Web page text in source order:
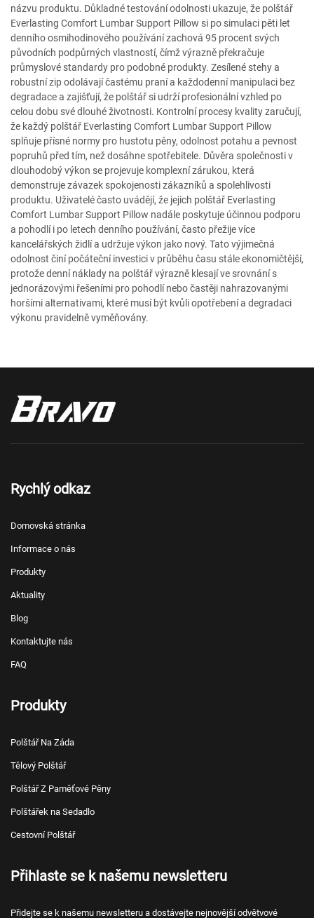
názvu produktu. Důkladné testování odolnosti ukazuje, že polštář
Everlasting Comfort Lumbar Support Pillow si po simulaci pěti let
denního osmihodinového používání zachová 95 procent svých
původních podpůrných vlastností, čímž výrazně překračuje
průmyslové standardy pro podobné produkty. Zesílené stehy a
robustní zip odolávají častému praní a každodenní manipulaci bez
degradace a zajišťují, že polštář si udrží profesionální vzhled po
celou dobu své dlouhé životnosti. Kontrolní procesy kvality zaručují,
že každý polštář Everlasting Comfort Lumbar Support Pillow
splňuje přísné normy pro hustotu pěny, odolnost potahu a pevnost
popruhů před tím, než dosáhne spotřebitele. Důvěra společnosti v
dlouhodobý výkon se projevuje komplexní zárukou, která
demonstruje závazek spokojenosti zákazníků a spolehlivosti
produktu. Uživatelé často uvádějí, že jejich polštář Everlasting
Comfort Lumbar Support Pillow nadále poskytuje účinnou podporu
a pohodlí i po letech denního používání, často přežije více
kancelářských židlí a udržuje výkon jako nový. Tato výjimečná
odolnost činí počáteční investici v průběhu času stále ekonomičtější,
protože denní náklady na polštář výrazně klesají ve srovnání s
jednorázovými řešeními pro pohodlí nebo častěji nahrazovanými
horšími alternativami, které musí být kvůli opotřebení a degradaci
výkonu pravidelně vyměňovány.
Rychlý odkaz
Domovská stránka
Informace o nás
Produkty
Aktuality
Blog
Kontaktujte nás
FAQ
Produkty
Polštář Na Záda
Tělový Polštář
Polštář Z Paměťové Pěny
Polštářek na Sedadlo
Cestovní Polštář
Přihlaste se k našemu newsletteru
Přidejte se k našemu newsletteru a dostávejte nejnovější odvětvové